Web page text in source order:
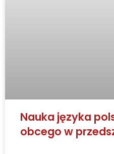
Nauka języka
obcego w